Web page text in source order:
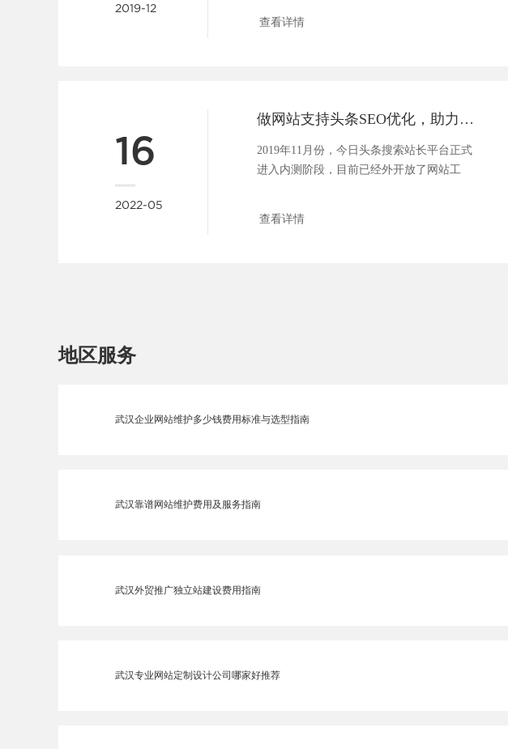
2019-12
查看详情
16
2022-05
做网站支持头条SEO优化，助力企业快速布局移动端全网搜索
2019年11月份，今日头条搜索站长平台正式
进入内测阶段，目前已经外开放了网站工
查看详情
地区服务
武汉企业网站维护多少钱费用标准与选型指南
武汉靠谱网站维护费用及服务指南
武汉外贸推广独立站建设费用指南
武汉专业网站定制设计公司哪家好推荐